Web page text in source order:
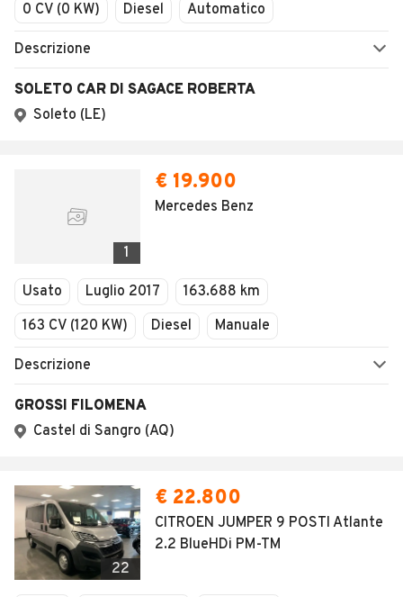
0 CV (0 KW)
Diesel Automatico
Descrizione
SOLETO CAR DI SAGACE ROBERTA
Soleto (LE)
1
€ 19.900
Mercedes Benz
Usato Luglio 2017
163.688 km
163 CV (120 KW)
Diesel Manuale
Descrizione
GROSSI FILOMENA
Castel di Sangro (AQ)
22
€ 22.800
CITROEN JUMPER 9 POSTI Atlante
2.2 BlueHDi PM-TM